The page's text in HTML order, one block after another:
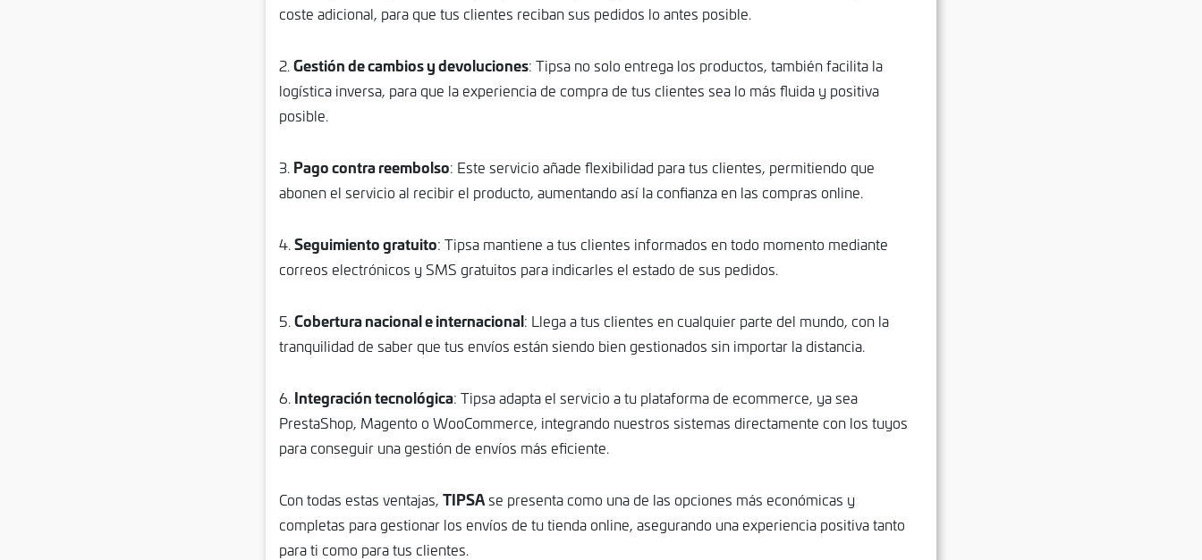
coste adicional, para que tus clientes reciban sus pedidos lo antes posible.
2. Gestión de cambios y devoluciones: Tipsa no solo entrega los productos, también facilita la
logística inversa, para que la experiencia de compra de tus clientes sea lo más fluida y positiva
posible.
3. Pago contra reembolso: Este servicio añade flexibilidad para tus clientes, permitiendo que
abonen el servicio al recibir el producto, aumentando así la confianza en las compras online.
4. Seguimiento gratuito: Tipsa mantiene a tus clientes informados en todo momento mediante
correos electrónicos y SMS gratuitos para indicarles el estado de sus pedidos.
5. Cobertura nacional e internacional: Llega a tus clientes en cualquier parte del mundo, con la
tranquilidad de saber que tus envíos están siendo bien gestionados sin importar la distancia.
6. Integración tecnológica: Tipsa adapta el servicio a tu plataforma de ecommerce, ya sea
PrestaShop, Magento o WooCommerce, integrando nuestros sistemas directamente con los tuyos
para conseguir una gestión de envíos más eficiente.
Con todas estas ventajas, TIPSA se presenta como una de las opciones más económicas y
completas para gestionar los envíos de tu tienda online, asegurando una experiencia positiva tanto
para ti como para tus clientes.